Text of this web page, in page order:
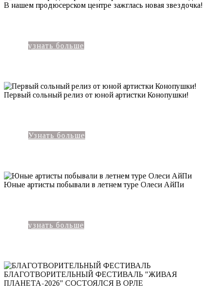
В нашем продюсерском центре зажглась новая звездочка!
узнать больше
Первый сольный релиз от юной артистки Конопушки!
Узнать больше
Юные артисты побывали в летнем туре Олеси АйПи
узнать больше
БЛАГОТВОРИТЕЛЬНЫЙ ФЕСТИВАЛЬ "ЖИВАЯ
ПЛАНЕТА-2026" СОСТОЯЛСЯ В ОРЛЕ